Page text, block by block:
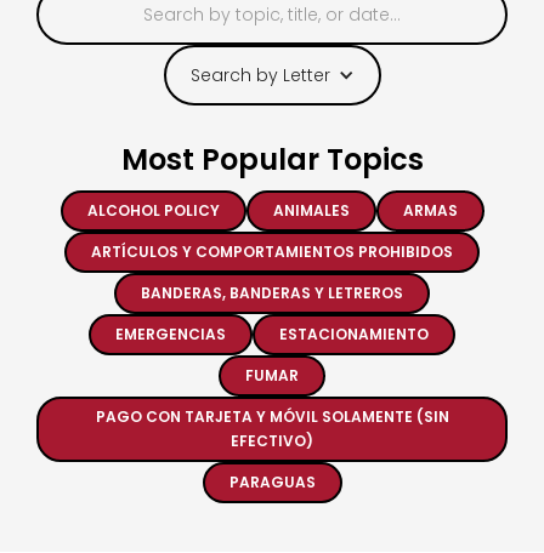
Search by Letter
Most Popular Topics
ALCOHOL POLICY ANIMALES
ARMAS
ARTÍCULOS Y COMPORTAMIENTOS PROHIBIDOS
BANDERAS, BANDERAS Y LETREROS
EMERGENCIAS
ESTACIONAMIENTO
FUMAR
PAGO CON TARJETA Y MÓVIL SOLAMENTE (SIN
EFECTIVO)
PARAGUAS